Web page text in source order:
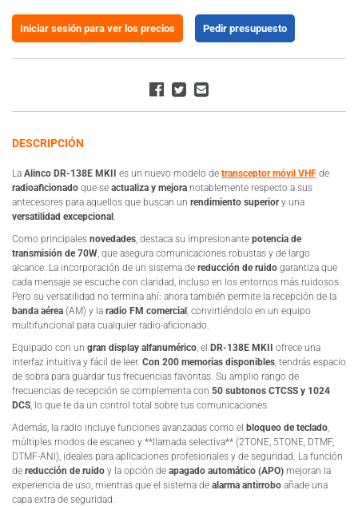
Iniciar sesión para ver los precios Pedir presupuesto
DESCRIPCIÓN
La Alinco DR-138E MKII es un nuevo modelo de transceptor móvil VHF de
radioaficionado que se actualiza y mejora notablemente respecto a sus
antecesores para aquellos que buscan un rendimiento superiory una
versatilidad excepcional .
Como principales novedades, destaca su impresionante potencia de
transmisión de 70W, que asegura comunicaciones robustas y de largo
alcance. La incorporación de un sistema de reducción de ruido garantiza que
cada mensaje se escuche con claridad, incluso en los entornos más ruidosos.
Pero su versatilidad no termina ahí: ahora también permite la recepción de la
banda aérea (AM) y la radio FM comercial , convirtiéndolo en un equipo
multifuncional para cualquier radio-aficionado.
Equipado con un gran display alfanumérico, el DR-138E MKII
ofrece una
interfaz intuitiva y fácil de leer. Con 200 memorias disponibles, tendrás espacio
de sobra para guardar tus frecuencias favoritas. Su amplio rango de
frecuencias de recepción se complementa con 50 subtonos CTCSS y 1024
DCS, lo que te da un control total sobre tus comunicaciones.
Además, la radio incluye funciones avanzadas como el bloqueo de teclado,
múltiples modos de escaneo y **llamada selectiva** (2TONE, 5TONE, DTMF,
DTMF-ANI), ideales para aplicaciones profesionales y de seguridad. La función
de reducción de ruido y la opción de apagado automático (APO) mejoran la
experiencia de uso, mientras que el sistema de alarma antirrobo añade una
capa extra de seguridad.